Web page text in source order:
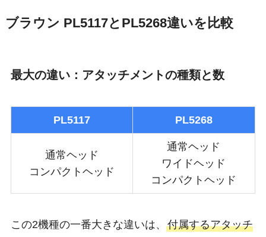
ブラウン PL5117とPL5268違いを比較
最大の違い：アタッチメントの種類と数
PL5117 PL5268
通常ヘッド
コンパクトヘッド
通常ヘッド
ワイドヘッド
コンパクトヘッド
この2機種の一番大きな違いは、 付属するアタッチ